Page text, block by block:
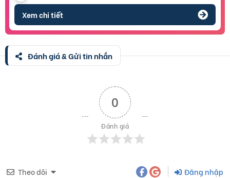
Xem chi tiết
Đánh giá & Gửi tin nhắn
0
Đánh giá
Theo dõi Đăng nhập